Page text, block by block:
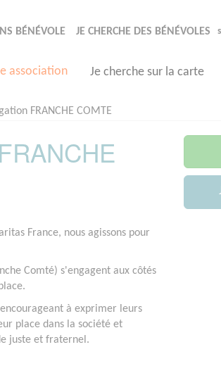
BÉNÉVOLE JE CHERCHE DES BÉNÉVOLES
association Je cherche sur la carte
FRANCHE COMTE
France, nous agissons pour
Comté) s'engagent aux côtés
à exprimer leurs
place dans la société et
juste et fraternel.